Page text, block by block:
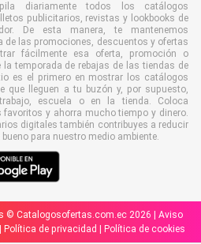
diariamente todos los catálogos
publicitarios, revistas y lookbooks de
De esta manera, te mantenemos
de las promociones, descuentos y ofertas
fácilmente esa oferta, promoción o
temporada de rebajas de las tiendas de
es el primero en mostrar los catálogos
que lleguen a tu buzón y, por supuesto,
escuela o en la tienda. Coloca
y ahorra mucho tiempo y dinero.
digitales también contribuyes a reducir
para nuestro medio ambiente.
© Catalogosofertas.com.ec 2026 | Aviso
Política de privacidad Política de cookies